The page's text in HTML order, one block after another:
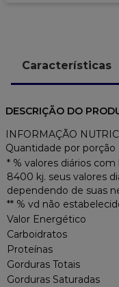
Características
DESCRIÇÃO DO
INFORMAÇÃO
Quantidade por porção
* % valores diários
8400 kj. seus valores
dependendo de suas
** % vd não
Valor Energético
Carboidratos
Proteínas
Gorduras Totais
Gorduras Saturadas